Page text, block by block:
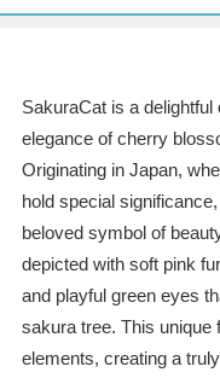
SakuraCat is a
elegance of cherry
Originating in Japan,
hold special
beloved symbol of
depicted with soft pink
and playful green eyes
sakura tree. This unique
elements, creating a